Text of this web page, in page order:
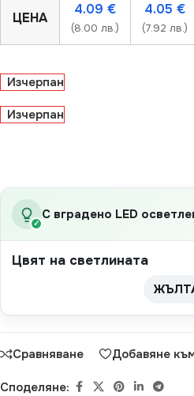
ЦЕНА
4.09 €
(8.00 лв.)
4.05 €
(7.92 лв.)
Изчерпан
Изчерпан
✓
С вградено LED
Цвят на светлината
Сравняване Добавяне
Споделяне: